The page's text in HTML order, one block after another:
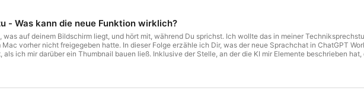
- Was kann die neue Funktion wirklich?
mit, während Du sprichst. Ich wollte das in meiner Techniksprechstunde zeigen und es ging nicht, weil
Sprachchat in ChatGPT Work kann, was Du dafür freigeben
hat, die in meinem Entwurf gar nicht
was nur dir gehört. Gelb fängt beim Kundenkontext an. Rot ist, wenn Menschen im
keine gute Idee ist 🤘Welche Einstellungen Du aktivieren